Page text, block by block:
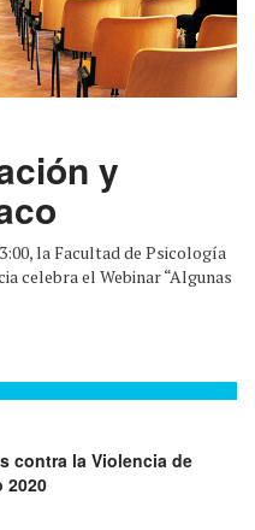
y
la Facultad de Psicología
celebra el Webinar “Algunas
contra la Violencia de
2020